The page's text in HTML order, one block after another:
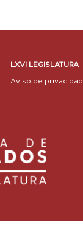
LXVI LEGISLATURA
Aviso de privacidad